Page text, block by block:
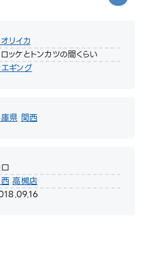
リイカ
ッケとトンカツの間くらい
ギング
県 関西
高槻店